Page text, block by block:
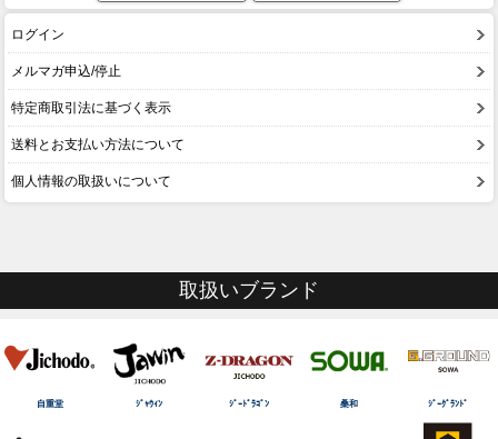
ログイン
メルマガ申込/停止
特定商取引法に基づく表示
送料とお支払い方法について
個人情報の取扱いについて
取扱いブランド
自重堂 ｼﾞｬｳｨﾝ ｼﾞｰﾄﾞﾗｺﾞﾝ 桑和 ｼﾞｰｸﾞﾗﾝﾄﾞ